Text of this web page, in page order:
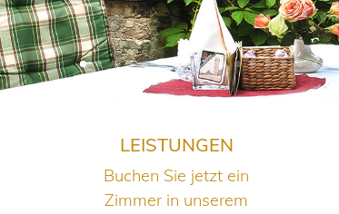
LEISTUNGEN
Buchen Sie jetzt ein
Zimmer in unserem